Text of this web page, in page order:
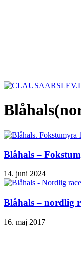
Blåhals –
14. juni 2024
Blåhals – nordlig
16. maj 2017